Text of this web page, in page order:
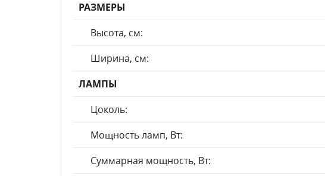
РАЗМЕРЫ
Высота, см:
Ширина, см:
ЛАМПЫ
Цоколь:
Мощность ламп, Вт:
Суммарная мощность, Вт: